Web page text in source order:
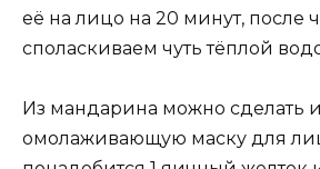
её на лицо на 20 минут, после
споласкиваем чуть тёплой
Из мандарина можно сделать и
омолаживающую маску для